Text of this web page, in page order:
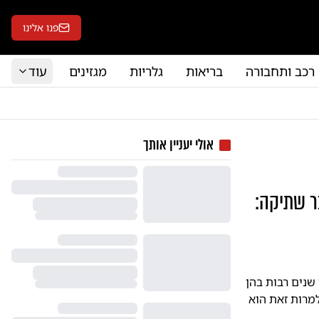
פנו אלינו
רכב ותחבורה בריאות גלריות מגזינים עוד
שתיקה:
רבות בהן
זאת הוא
אולי יעניין אותך